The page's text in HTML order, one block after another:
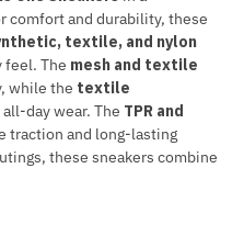
comfort and durability, these
textile, and nylon
feel. The mesh and textile
while the textile
day wear. The TPR and
traction and long-lasting
these sneakers combine